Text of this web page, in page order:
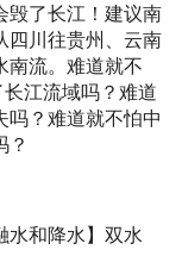
毁了长江！建议南
川往贵州、云南
南流。难道就不
江流域吗？难道
吗？难道就不怕中
？
水和降水】双水